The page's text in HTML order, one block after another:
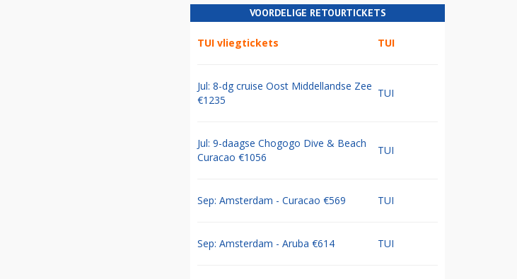
VOORDELIGE RETOURTICKETS
TUI vliegtickets TUI
Jul: 8-dg cruise Oost Middellandse Zee
€1235
TUI
Jul: 9-daagse Chogogo Dive & Beach
Curacao €1056
TUI
Sep: Amsterdam - Curacao €569 TUI
Sep: Amsterdam - Aruba €614 TUI